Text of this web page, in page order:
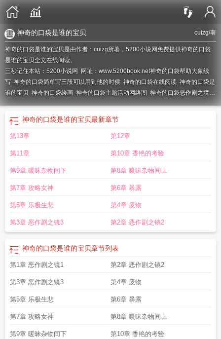
cuizg/著
神奇的口袋是谁的宝贝
神奇的口袋是谁的宝贝是由作者：cuizg所著，5200小说网免费提供神奇的口袋
是谁的宝贝全文在线阅读。
三秒记住本站：5200小说网 网址：www.5200book.net神奇的口袋帮助大象续
写 神奇的口袋简单写三段可以用到他的时侯 神奇的口袋在线阅读 神奇的口袋是
谁的宝贝 神奇的口袋绘画 神奇的口袋主题活动网络图 神奇的口袋恶作剧之境在
线观看神奇的口袋5神奇的口袋16神奇的口袋作文300字神奇的口袋400
神奇的口袋作文500字 神奇的口袋主题墙图片
器 神奇的口袋简笔画
文txt
神奇的口袋是谁的宝贝最新章节
第13章 第12章
第11章 第10章 香艳的考验
第9章 暖昧杂物间下 第8章 暖昧杂物间上
第7章 攻略女神 第6章 暴露
第5章 乐极生悲 第4章 废物
第3章 恶作剧之镜3 第2章 恶作剧之镜2
神奇的口袋是谁的宝贝章节列表
第1章 恶作剧之镜1 第2章 恶作剧之镜2
第3章 恶作剧之镜3 第4章 废物
第5章 乐极生悲 第6章 暴露
第7章 攻略女神 第8章 暖昧杂物间上
第9章 暖昧杂物间下 第10章 香艳的考验